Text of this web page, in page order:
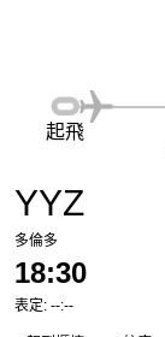
YYZ
多倫多
18:30
表定: --:--
起飛